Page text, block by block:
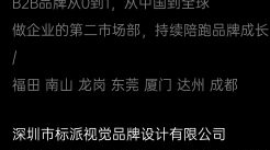
做企业的第二市场部，持续陪跑品牌成长
/
福田 南山 龙岗 东莞 厦门 达州 成都
深圳市标派视觉品牌设计有限公司